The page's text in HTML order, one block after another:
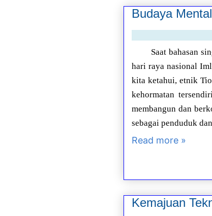
Budaya
Saat bahasan
hari raya nasional
kita ketahui, etnik
kehormatan
membangun dan
sebagai penduduk
Read more »
Kemajuan